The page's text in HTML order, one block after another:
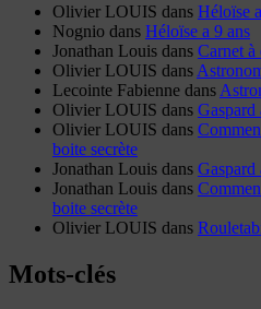
Olivier LOUIS dans Héloïse
Nognio dans Héloïse a 9 ans
Jonathan Louis dans Carnet à
Olivier LOUIS dans
Lecointe Fabienne dans
Olivier LOUIS dans Gaspard
Olivier LOUIS dans
boite secrète
Jonathan Louis dans Gaspard
Jonathan Louis dans
boite secrète
Olivier LOUIS dans
Mots-clés